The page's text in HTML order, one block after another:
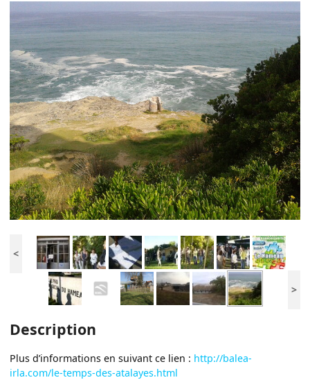
<
>
Description
Plus d’informations en suivant ce lien : http://balea-
irla.com/le-temps-des-atalayes.html